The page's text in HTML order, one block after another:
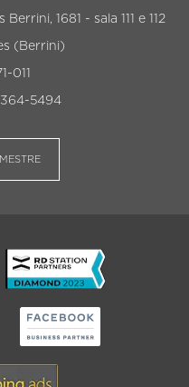
1681 - sala 111 e 112
(Berrini)
011
5494